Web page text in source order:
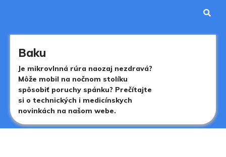
Baku
Je mikrovlnná rúra naozaj nezdravá?
Môže mobil na nočnom stolíku
spôsobiť poruchy spánku? Prečítajte
si o technických i medicínskych
novinkách na našom webe.